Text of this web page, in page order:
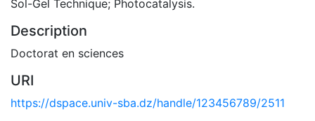
Sol-Gel Technique; Photocatalysis.
Description
Doctorat en sciences
URI
https://dspace.univ-sba.dz/handle/123456789/2511